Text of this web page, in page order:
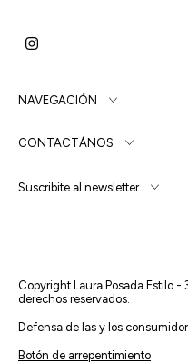
NAVEGACIÓN
CONTACTÁNOS
Suscribite al newsletter
Copyright Laura Posada Estilo
derechos reservados.
Defensa de las y los
Botón de arrepentimiento